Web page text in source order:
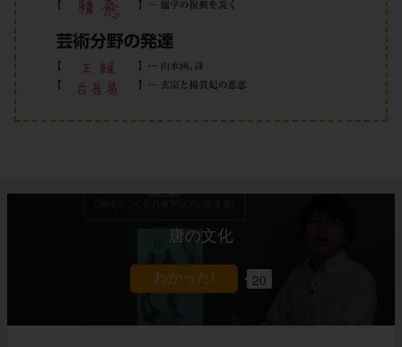
唐の文化
20